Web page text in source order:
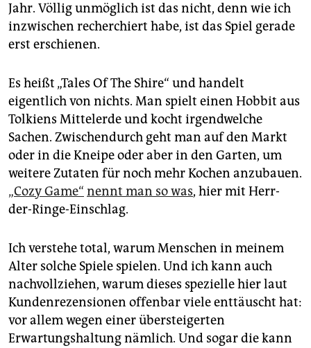
Jahr. Völlig unmöglich ist das nicht, denn wie ich
inzwischen recherchiert habe, ist das Spiel gerade
erst erschienen.
Es heißt „Tales Of The Shire“ und handelt
eigentlich von nichts. Man spielt einen Hobbit aus
Tolkiens Mittelerde und kocht irgendwelche
Sachen. Zwischendurch geht man auf den Markt
oder in die Kneipe oder aber in den Garten, um
weitere Zutaten für noch mehr Kochen anzubauen.
„Cozy Game“ nennt man so was, hier mit Herr-
der-Ringe-Einschlag.
Ich verstehe total, warum Menschen in meinem
Alter solche Spiele spielen. Und ich kann auch
nachvollziehen, warum dieses spezielle hier laut
Kundenrezensionen offenbar viele enttäuscht hat:
vor allem wegen einer übersteigerten
Erwartungshaltung nämlich. Und sogar die kann